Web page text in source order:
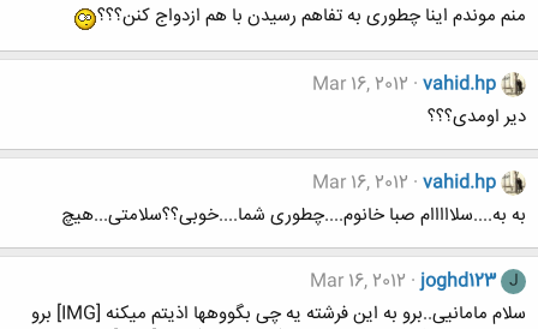
منم موندم اینا چطوری به تفاهم رسیدن با هم ازدواج کنن؟؟؟
vahid.hp
Mar 16, 2012
دیر اومدی؟؟؟
vahid.hp
Mar 16, 2012
به به....سلااااام صبا خانوم....چطوری شما....خوبی؟؟سلامتی...هیچ
J
joghd123
Mar 16, 2012
سلام مامانیی..برو به این فرشته یه چی بگووهها اذیتم میکنه [IMG] برو